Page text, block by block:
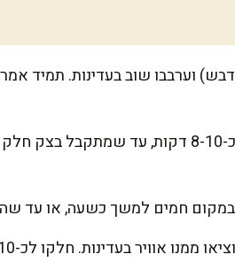
וערבבו שוב בעדינות. תמיד
הוסיפו את המלח, המים והשמן. ללוש ביד או במיקסר עם וו לישה
במקום חמים למשך כשעה, או עד
בעדינות. חלקו לכ-10 כדורים שווים.